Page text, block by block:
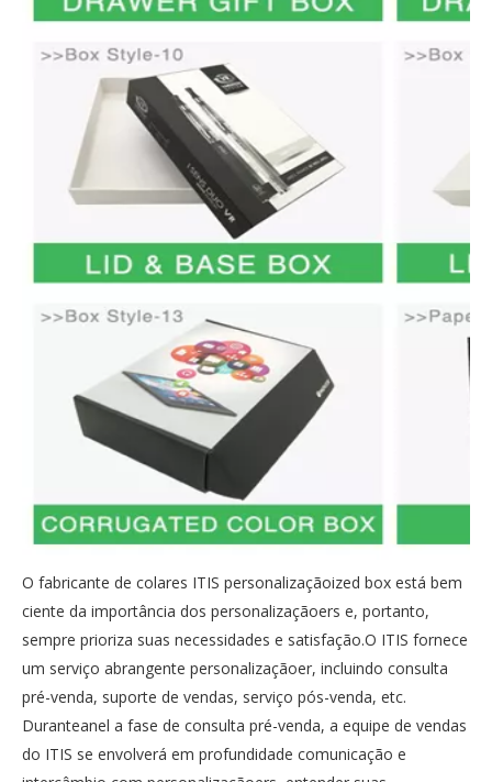
O fabricante de colares ITIS personalizaçãoized box está bem
ciente da importância dos personalizaçãoers e, portanto,
sempre prioriza suas necessidades e satisfação.O ITIS fornece
um serviço abrangente personalizaçãoer, incluindo consulta
pré-venda, suporte de vendas, serviço pós-venda, etc.
Duranteanel a fase de consulta pré-venda, a equipe de vendas
do ITIS se envolverá em profundidade comunicação e